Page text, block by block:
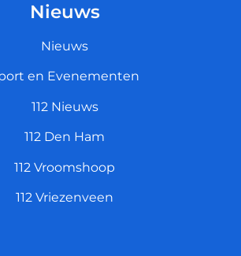
Nieuws
Nieuws
en Evenementen
112 Nieuws
112 Den Ham
112 Vroomshoop
112 Vriezenveen